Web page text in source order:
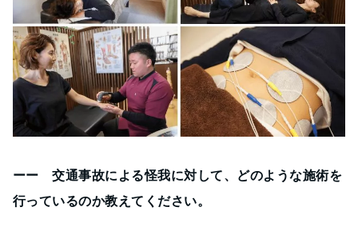
ーー 交通事故による怪我に対して、どのような施術を
行っているのか教えてください。